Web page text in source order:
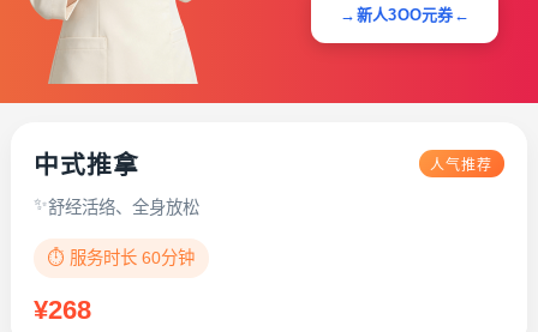
→新人3OO元券←
中式推拿 人气推荐
舒经活络、全身放松
⏱️ 服务时长 60分钟
¥268